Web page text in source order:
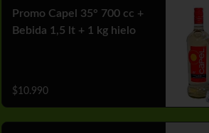
Promo Capel 35° 700 cc +
Bebida 1,5 lt + 1 kg hielo
$10.990